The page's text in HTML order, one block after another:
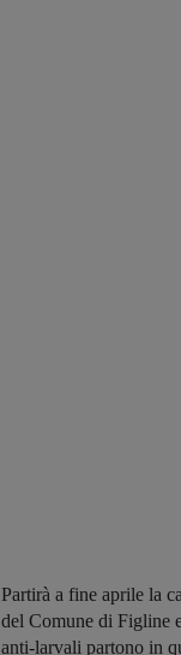
Partirà a fine aprile la
del Comune di Figline
anti-larvali partono in